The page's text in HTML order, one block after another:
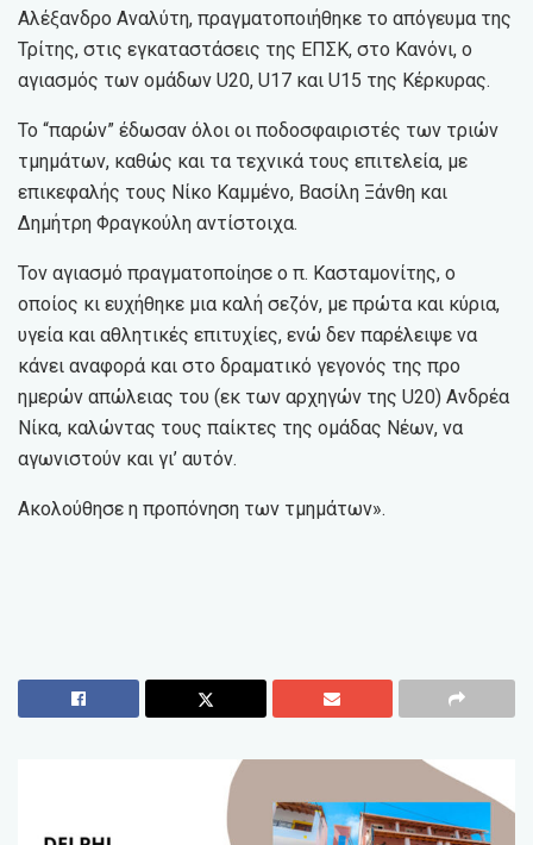
Αλέξανδρο Αναλύτη, πραγματοποιήθηκε το απόγευμα της
Τρίτης, στις εγκαταστάσεις της ΕΠΣΚ, στο Κανόνι, ο
αγιασμός των ομάδων U20, U17 και U15 της Κέρκυρας.
Το “παρών” έδωσαν όλοι οι ποδοσφαιριστές των τριών
τμημάτων, καθώς και τα τεχνικά τους επιτελεία, με
επικεφαλής τους Νίκο Καμμένο, Βασίλη Ξάνθη και
Δημήτρη Φραγκούλη αντίστοιχα.
Τον αγιασμό πραγματοποίησε ο π. Κασταμονίτης, ο
οποίος κι ευχήθηκε μια καλή σεζόν, με πρώτα και κύρια,
υγεία και αθλητικές επιτυχίες, ενώ δεν παρέλειψε να
κάνει αναφορά και στο δραματικό γεγονός της προ
ημερών απώλειας του (εκ των αρχηγών της U20) Ανδρέα
Νίκα, καλώντας τους παίκτες της ομάδας Νέων, να
αγωνιστούν και γι’ αυτόν.
Ακολούθησε η προπόνηση των τμημάτων».